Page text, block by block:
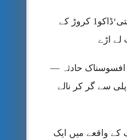
کلرسیداں ڈکیتی‘ڈاکو1 کروڑ کے
لے اڑے
افسوسناک حادثہ —
سے گر کر نالے
کے واقعے میں ایک